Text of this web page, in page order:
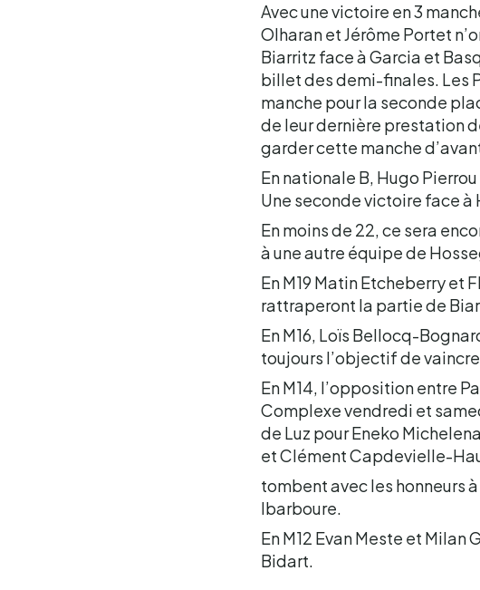
Avec une victoire en 3
Olharan et Jérôme Portet
Biarritz face à Garcia et
billet des demi-finales. Les
manche pour la seconde
de leur dernière prestation
garder cette manche
En nationale B, Hugo
Une seconde victoire face
En moins de 22, ce sera
à une autre équipe de
En M19 Matin Etcheberry et
rattraperont la partie de
En M16, Loïs Bellocq-
toujours l’objectif de
En M14, l’opposition entre
Complexe vendredi et
de Luz pour Eneko
et Clément Capdevielle-
tombent avec les honneurs
Ibarboure.
En M12 Evan Meste et
Bidart.